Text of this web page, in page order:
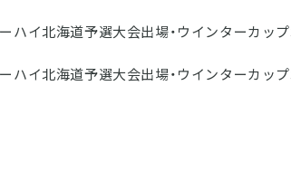
ハイ北海道予選大会出場・ウインターカッ
ハイ北海道予選大会出場・ウインターカッ